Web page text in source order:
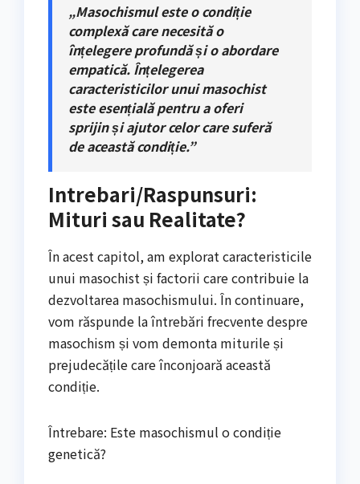
„Masochismul este o condiție
complexă care necesită o
înțelegere profundă și o abordare
empatică. Înțelegerea
caracteristicilor unui masochist
este esențială pentru a oferi
sprijin și ajutor celor care suferă
de această condiție.”
Intrebari/Raspunsuri:
Mituri sau Realitate?
În acest capitol, am explorat caracteristicile
unui masochist și factorii care contribuie la
dezvoltarea masochismului. În continuare,
vom răspunde la întrebări frecvente despre
masochism și vom demonta miturile și
prejudecățile care înconjoară această
condiție.
Întrebare: Este masochismul o condiție
genetică?